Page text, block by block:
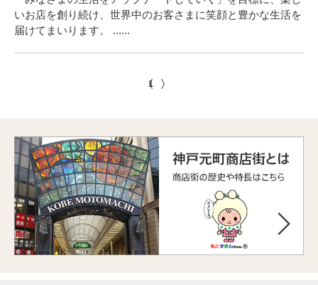
いお店を創り続け、世界中のお客さまに笑顔と豊かな生活を
届けてまいります。 ......
1